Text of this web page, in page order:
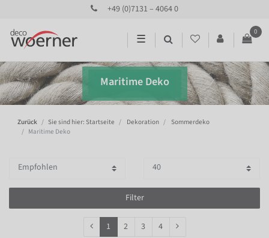
+49 (0)7131 – 4064 0
☰
0
Maritime Deko
Zurück Sie sind hier: Startseite Dekoration
Sommerdeko
Maritime Deko
Filter
1 2 3 4